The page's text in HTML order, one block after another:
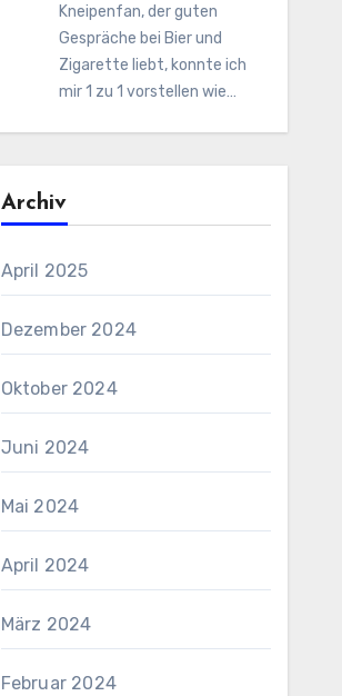
Kneipenfan, der guten
Gespräche bei Bier und
Zigarette liebt, konnte ich
mir 1 zu 1 vorstellen wie…
Archiv
April 2025
Dezember 2024
Oktober 2024
Juni 2024
Mai 2024
April 2024
März 2024
Februar 2024